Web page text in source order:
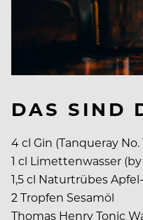
DAS SIND
4 cl Gin (Tanqueray No.
1 cl Limettenwasser (by
1,5 cl Naturtrübes
2 Tropfen Sesamöl
Thomas Henry Tonic